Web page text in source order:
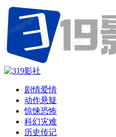
剧情爱情
动作悬疑
惊悚恐怖
科幻灾难
历史传记